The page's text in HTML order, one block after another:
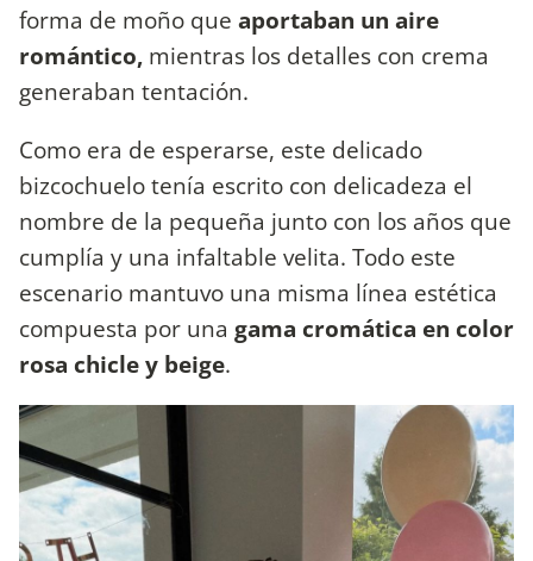
forma de moño que aportaban un aire
romántico, mientras los detalles con crema
generaban tentación.
Como era de esperarse, este delicado
bizcochuelo tenía escrito con delicadeza el
nombre de la pequeña junto con los años que
cumplía y una infaltable velita. Todo este
escenario mantuvo una misma línea estética
compuesta por una gama cromática en color
rosa chicle y beige.